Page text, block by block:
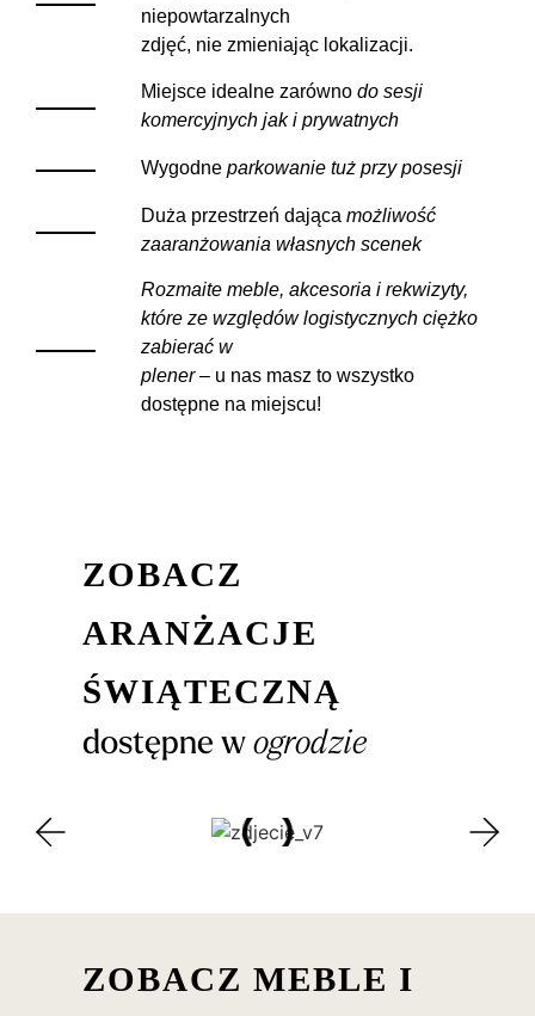
niepowtarzalnych
zdjęć, nie zmieniając lokalizacji.
Miejsce idealne zarówno do sesji
komercyjnych jak i prywatnych
Wygodne parkowanie tuż przy posesji
Duża przestrzeń dająca możliwość
zaaranżowania własnych scenek
Rozmaite meble, akcesoria i rekwizyty,
które ze względów logistycznych ciężko
zabierać w
plener– u nas masz to wszystko
dostępne na miejscu!
Zobacz
aranżacje
świąteczną
dostępne wogrodzie
Zobacz meble i